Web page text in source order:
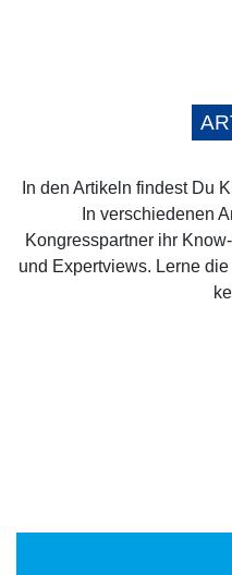
In den Artikeln findest Du
In verschiedenen
Kongresspartner ihr
und Expertviews. Lerne